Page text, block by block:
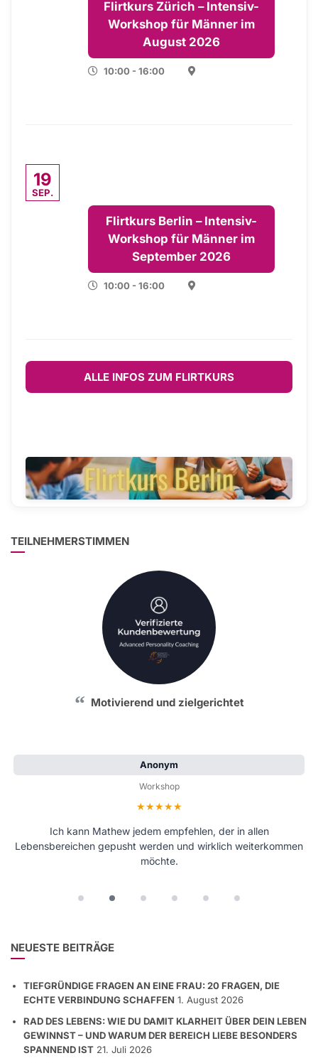
Flirtkurs Zürich – Intensiv-
Workshop für Männer im
August 2026
10:00 - 16:00
19
SEP.
Flirtkurs Berlin – Intensiv-
Workshop für Männer im
September 2026
10:00 - 16:00
ALLE INFOS ZUM FLIRTKURS
TEILNEHMERSTIMMEN
Motivierend und zielgerichtet
Anonym
Workshop
Bewertung: 5 von 5 Sternen
Ich kann Mathew jedem empfehlen, der in allen
Lebensbereichen gepusht werden und wirklich weiterkommen
möchte.
NEUESTE BEITRÄGE
TIEFGRÜNDIGE FRAGEN AN EINE FRAU: 20 FRAGEN, DIE
ECHTE VERBINDUNG SCHAFFEN 1. August 2026
RAD DES LEBENS: WIE DU DAMIT KLARHEIT ÜBER DEIN LEBEN
GEWINNST – UND WARUM DER BEREICH LIEBE BESONDERS
SPANNEND IST 21. Juli 2026